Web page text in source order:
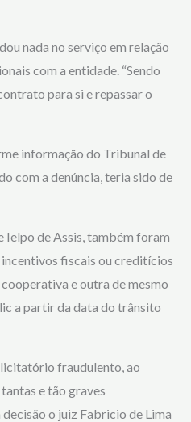
nada no serviço em relação
com a entidade. “Sendo
para si e repassar o
informação do Tribunal de
com a denúncia, teria sido de
Ielpo de Assis, também foram
fiscais ou creditícios
e outra de mesmo
a partir da data do trânsito
licitatório fraudulento, ao
e tão graves
o juiz Fabricio de Lima